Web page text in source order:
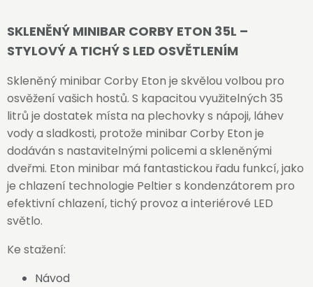
SKLENĚNÝ MINIBAR CORBY ETON 35L –
STYLOVÝ A TICHÝ S LED OSVĚTLENÍM
Skleněný minibar Corby Eton je skvělou volbou pro
osvěžení vašich hostů. S kapacitou využitelných 35
litrů je dostatek místa na plechovky s nápoji, láhev
vody a sladkosti, protože minibar Corby Eton je
dodáván s nastavitelnými policemi a skleněnými
dveřmi. Eton minibar má fantastickou řadu funkcí, jako
je chlazení technologie Peltier s kondenzátorem pro
efektivní chlazení, tichý provoz a interiérové LED
světlo.
Ke stažení:
Návod